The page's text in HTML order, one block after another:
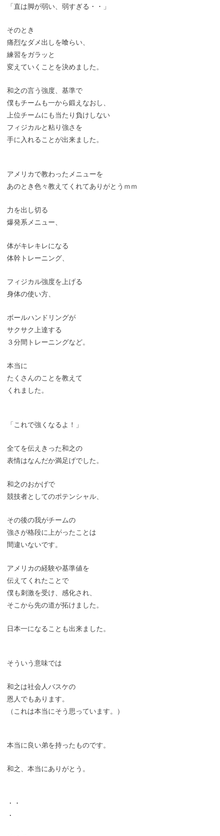
「直は脚が弱い、弱すぎる・・」
そのとき
痛烈なダメ出しを喰らい、
練習をガラッと
変えていくことを決めました。
和之の言う強度、基準で
僕もチームも一から鍛えなおし、
上位チームにも当たり負けしない
フィジカルと粘り強さを
手に入れることが出来ました。
アメリカで教わったメニューを
あのとき色々教えてくれてありがとうｍｍ
力を出し切る
爆発系メニュー、
体がキレキレになる
体幹トレーニング、
フィジカル強度を上げる
身体の使い方、
ボールハンドリングが
サクサク上達する
３分間トレーニングなど。
本当に
たくさんのことを教えて
くれました。
「これで強くなるよ！」
全てを伝えきった和之の
表情はなんだか満足げでした。
和之のおかげで
競技者としてのポテンシャル、
その後の我がチームの
強さが格段に上がったことは
間違いないです。
アメリカの経験や基準値を
伝えてくれたことで
僕も刺激を受け、感化され、
そこから先の道が拓けました。
日本一になることも出来ました。
そういう意味では
和之は社会人バスケの
恩人でもあります。
（これは本当にそう思っています。）
本当に良い弟を持ったものです。
和之、本当にありがとう。
・・
・